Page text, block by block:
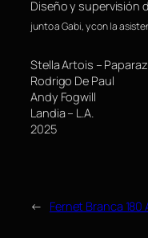
Diseño y supervisión
junto a Gabi, y con la
Stella Artois –
Rodrigo De Paul
Andy Fogwill
Landia – L.A.
2025
← Fernet Branca 180